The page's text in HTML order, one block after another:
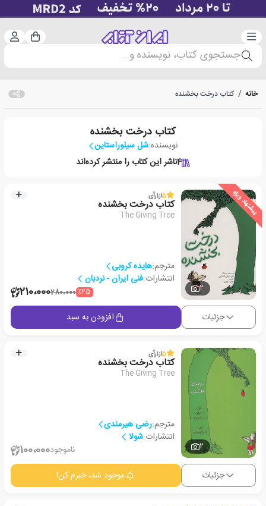
دسته‌بندی سبد
جستجوی کتاب، نویسنده و...
خانه / کتاب درخت بخشنده
کتاب درخت بخشنده
نویسنده:شل سیلوراستاین
4ناشر این کتاب را منتشر کرده‌اند
پیشنهاد ویژه
2
5از1رأی
کتاب درخت بخشنده
The Giving Tree
مترجم:هایده کروبی
انتشارات:فنی ایران - نردبان
٪25280،000210،000
جزئیات افزودن به سبد
2
5از1رأی
کتاب درخت بخشنده
The Giving Tree
مترجم:رضی هیرمندی
انتشارات:شولا
ناموجود100،000
جزئیات موجود شد، خبرم کن!